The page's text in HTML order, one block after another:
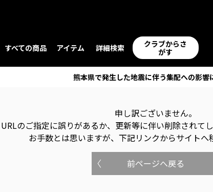
すべての商品 アイテム 詳細検索
クラブからさ
がす
熊本県で発生した地震に伴う集配への影響
申し訳ございません。
URLのご指定に誤りがあるか、更新等に伴い削除されて
お手数とは思いますが、下記リンクからサイトへ
前ページへ戻る